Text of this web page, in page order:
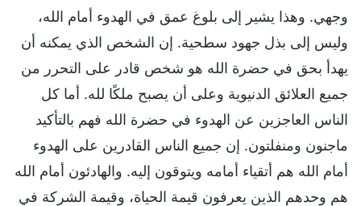
وجهي. وهذا يشير إلى بلوغ عمق في الهدوء أمام الله،
وليس إلى بذل جهود سطحية. إن الشخص الذي يمكنه أن
يهدأ بحق في حضرة الله هو شخص قادر على التحرر من
جميع العلائق الدنيوية وعلى أن يصبح ملكًا لله. أما كل
الناس العاجزين عن الهدوء في حضرة الله فهم بالتأكيد
ماجنون ومنفلتون. إن جميع الناس القادرين على الهدوء
أمام الله هم أتقياء أمامه ويتوقون إليه. والهادئون أمام الله
هم وحدهم الذين يعرفون قيمة الحياة، وقيمة الشركة في